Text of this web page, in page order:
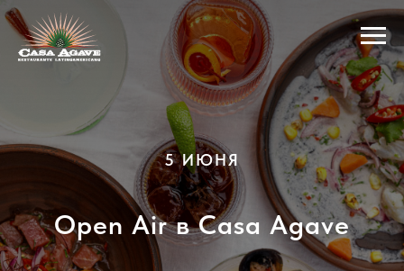
5 ИЮНЯ
Open Air в Casa Agave